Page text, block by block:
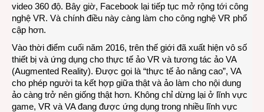
video 360 độ. Bây giờ, Facebook lại tiếp tục mở rộng tới công
nghệ VR. Và chính điều này càng làm cho công nghệ VR phổ
cập hơn.
Vào thời điểm cuối năm 2016, trên thế giới đã xuất hiện vô số
thiết bị và ứng dụng cho thực tế ảo VR và tương tác ảo VA
(Augmented Reality). Được gọi là “thực tế ảo nâng cao”, VA
cho phép người ta kết hợp giữa thật và ảo làm cho nội dung
ảo càng trở nên giống thật hơn. Không chỉ dừng lại ở lĩnh vực
game, VR và VA đang được ứng dụng trong nhiều lĩnh vực